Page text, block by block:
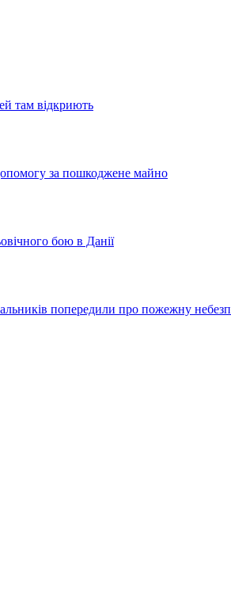
там відкриють
за пошкоджене майно
бою в Данії
попередили про пожежну